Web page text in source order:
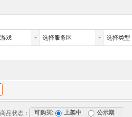
戏 选择服务区 选择类型
商品状态： 可购买: 上架中 公示期